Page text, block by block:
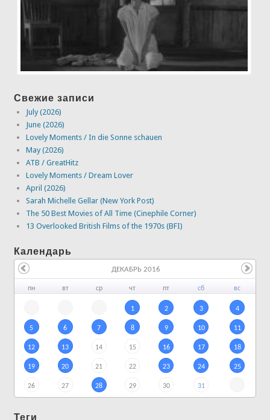
Свежие записи
July (2026)
June (2026)
Lovely Moments / In die Sonne schauen
May (2026)
ATB / GreatHitz
Lovely Moments / Dream Lover
April (2026)
Sarah Michelle Gellar (New York Post)
The 50 Best Movies of All Time (Cinephile Corner)
13 Overlooked British Films of the 1970s (BFI)
Календарь
пн вт ср чт пт сб вс
1 2 3 4
5 6 7 8 9 10 11
12 13 14 15 16 17 18
19 20 21 22 23 24 25
26 27 28 29 30 31
ДЕКАБРЬ 2016
Теги